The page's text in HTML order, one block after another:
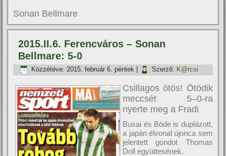
Sonan Bellmare
2015.II.6. Ferencváros – Sonan
Bellmare: 5-0
Közzétéve: 2015. február 6. péntek Szerző: K@rcsi
Csillagos ötös! Ötödik
meccsét 5–0-ra
nyerte meg a Fradi
Busai és Böde is duplázott,
a japán élvonal újonca sem
jelentett gondot Thomas
Doll együttesének.